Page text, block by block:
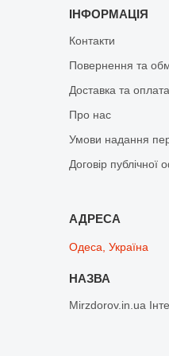
ІНФОРМАЦІЯ
Контакти
Повернення та
Доставка та оплата
Про нас
Умови надання
Договір публічної
Одеса, Україна
Mirzdorov.in.ua